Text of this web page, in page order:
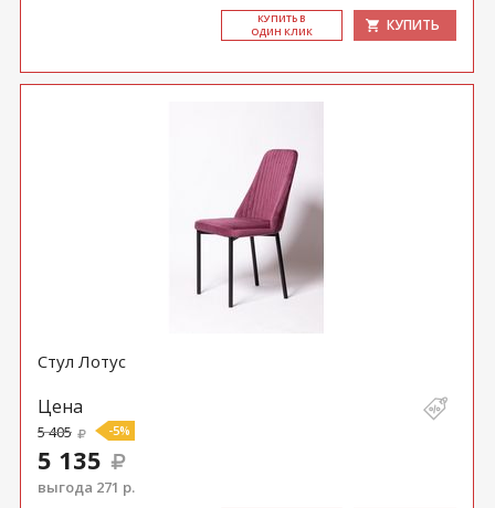
КУ­ПИТЬ В
ОДИН КЛИК
КУПИТЬ
Стул Лотус
Цена
5 405 -5%
5 135
выгода 271 р.